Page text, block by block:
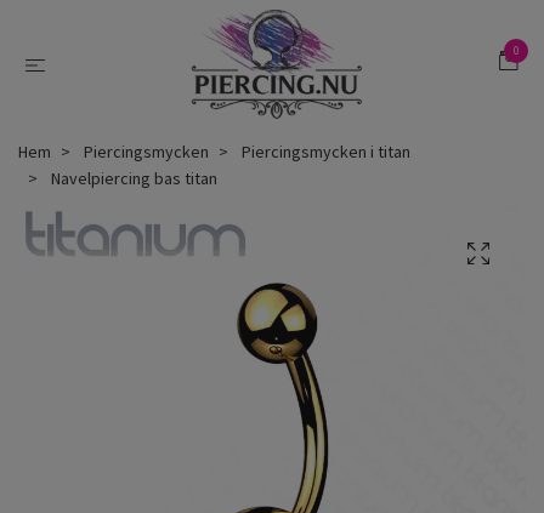
0
Hem Piercingsmycken
Piercingsmycken i titan
Navelpiercing bas titan